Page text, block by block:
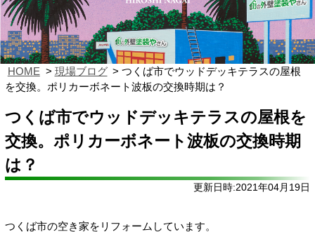
HOME 現場ブログ
つくば市でウッドデッキテラスの屋根
を交換。ポリカーボネート波板の交換時期は？
つくば市でウッドデッキテラスの屋根を
交換。ポリカーボネート波板の交換時期
は？
更新日時:2021年04月19日
つくば市の空き家をリフォームしています。